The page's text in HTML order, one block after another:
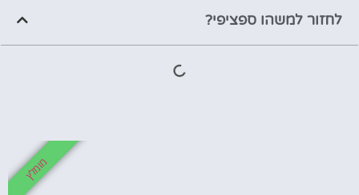
לחזור למשהו ספציפי?
מומלץ